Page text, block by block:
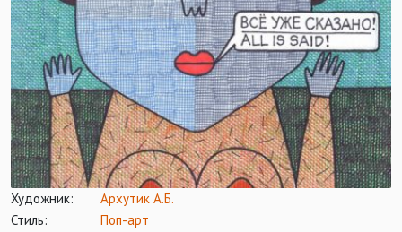
Художник:
Архутик А.Б.
Стиль:
Поп-арт